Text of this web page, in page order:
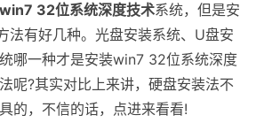
win7 32位系统深度技术系统，但是安
法有好几种。光盘安装系统、U盘安
哪一种才是安装win7 32位系统深度
呢?其实对比上来讲，硬盘安装法不
的，不信的话，点进来看看!